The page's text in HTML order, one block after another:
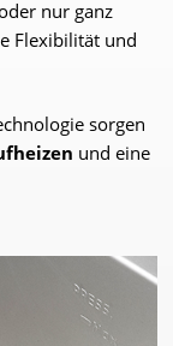
nur ganz
Flexibilität und
sorgen
und eine